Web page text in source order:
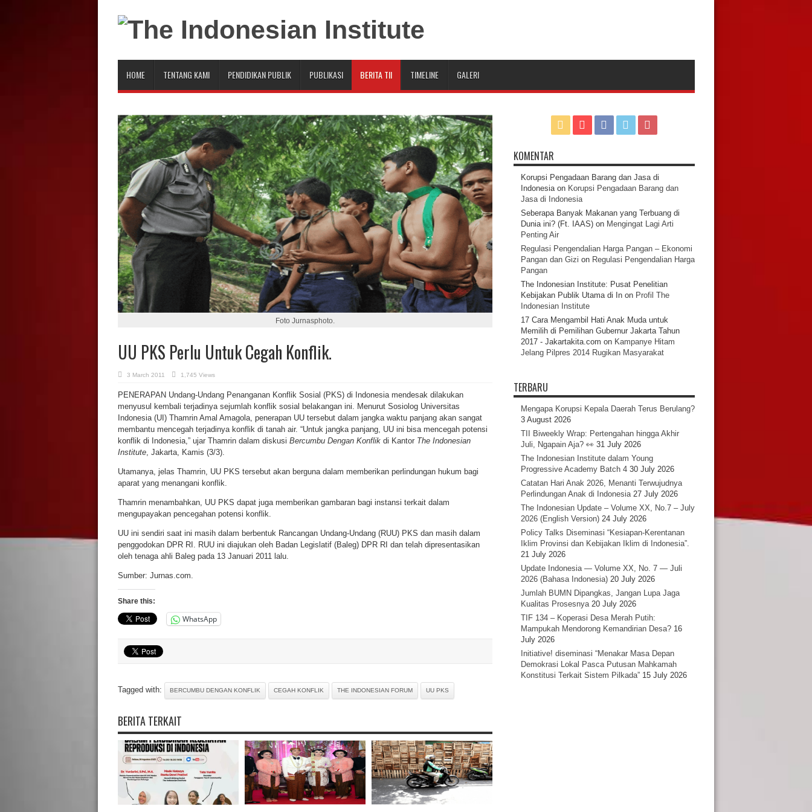
HOME TENTANG KAMI PENDIDIKAN PUBLIK PUBLIKASI BERITA TII TIMELINE GALERI
Foto Jurnasphoto.
UU PKS Perlu Untuk Cegah Konflik.
3 March 2011 1,745 Views
PENERAPAN Undang-Undang Penanganan Konflik Sosial (PKS) di Indonesia mendesak dilakukan
menyusul kembali terjadinya sejumlah konflik sosial belakangan ini. Menurut Sosiolog Universitas
Indonesia (UI) Thamrin Amal Amagola, penerapan UU tersebut dalam jangka waktu panjang akan sangat
membantu mencegah terjadinya konflik di tanah air. “Untuk jangka panjang, UU ini bisa mencegah potensi
konflik di Indonesia,” ujar Thamrin dalam diskusi Bercumbu Dengan Konflikdi Kantor The Indonesian
Institute, Jakarta, Kamis (3/3).
Utamanya, jelas Thamrin, UU PKS tersebut akan berguna dalam memberikan perlindungan hukum bagi
aparat yang menangani konflik.
Thamrin menambahkan, UU PKS dapat juga memberikan gambaran bagi instansi terkait dalam
mengupayakan pencegahan potensi konflik.
UU ini sendiri saat ini masih dalam berbentuk Rancangan Undang-Undang (RUU) PKS dan masih dalam
penggodokan DPR RI. RUU ini diajukan oleh Badan Legislatif (Baleg) DPR RI dan telah dipresentasikan
oleh tenaga ahli Baleg pada 13 Januari 2011 lalu.
Sumber: Jurnas.com.
Share this:
WhatsApp
Tagged with: BERCUMBU DENGAN KONFLIK CEGAH KONFLIK THE INDONESIAN FORUM UU PKS
BERITA TERKAIT
KOMENTAR
Korupsi Pengadaan Barang dan Jasa di
Indonesiaon Korupsi Pengadaan Barang dan
Jasa di Indonesia
Seberapa Banyak Makanan yang Terbuang di
Dunia ini? (Ft. IAAS)on Mengingat Lagi Arti
Penting Air
Regulasi Pengendalian Harga Pangan – Ekonomi
Pangan dan Gizi on Regulasi Pengendalian Harga
Pangan
The Indonesian Institute: Pusat Penelitian
Kebijakan Publik Utama di Inon Profil The
Indonesian Institute
17 Cara Mengambil Hati Anak Muda untuk
Memilih di Pemilihan Gubernur Jakarta Tahun
2017 - Jakartakita.com on Kampanye Hitam
Jelang Pilpres 2014 Rugikan Masyarakat
TERBARU
Mengapa Korupsi Kepala Daerah Terus Berulang?
3 August 2026
TII Biweekly Wrap: Pertengahan hingga Akhir
Juli, Ngapain Aja? 👀 31 July 2026
The Indonesian Institute dalam Young
Progressive Academy Batch 4 30 July 2026
Catatan Hari Anak 2026, Menanti Terwujudnya
Perlindungan Anak di Indonesia 27 July 2026
The Indonesian Update – Volume XX, No.7 – July
2026 (English Version) 24 July 2026
Policy Talks Diseminasi “Kesiapan-Kerentanan
Iklim Provinsi dan Kebijakan Iklim di Indonesia”.
21 July 2026
Update Indonesia — Volume XX, No. 7 — Juli
2026 (Bahasa Indonesia) 20 July 2026
Jumlah BUMN Dipangkas, Jangan Lupa Jaga
Kualitas Prosesnya 20 July 2026
TIF 134 – Koperasi Desa Merah Putih:
Mampukah Mendorong Kemandirian Desa? 16
July 2026
Initiative! diseminasi “Menakar Masa Depan
Demokrasi Lokal Pasca Putusan Mahkamah
Konstitusi Terkait Sistem Pilkada” 15 July 2026